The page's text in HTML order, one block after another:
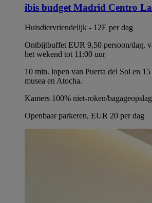
ibis budget Madrid Centro
Huisdiervriendelijk - 12E per dag
Ontbijtbuffet EUR 9,50 persoon/dag.
het wekend tot 11:00 uur
10 min. lopen van Puerta del Sol en
musea en Atocha.
Kamers 100% niet-roken/
Openbaar parkeren, EUR 20 per dag